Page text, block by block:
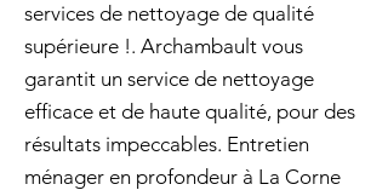
services de nettoyage de qualité
supérieure !. Archambault vous
garantit un service de nettoyage
efficace et de haute qualité, pour des
résultats impeccables. Entretien
ménager en profondeur à La Corne